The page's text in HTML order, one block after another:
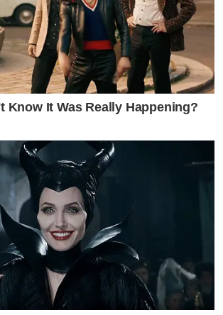
Know It Was Really Happening?